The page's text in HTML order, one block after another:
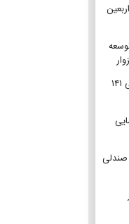
انجام ۱۱۰۰ پرواز اربعینی و جابه‌جایی ۱۴۱
به ۳۸ هزار صندلی